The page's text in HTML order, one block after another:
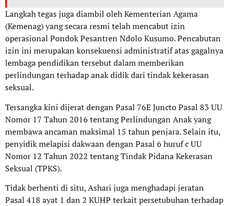
Langkah tegas juga diambil oleh Kementerian Agama
(Kemenag) yang secara resmi telah mencabut izin
operasional Pondok Pesantren Ndolo Kusumo. Pencabutan
izin ini merupakan konsekuensi administratif atas gagalnya
lembaga pendidikan tersebut dalam memberikan
perlindungan terhadap anak didik dari tindak kekerasan
seksual.
Tersangka kini dijerat dengan Pasal 76E Juncto Pasal 83 UU
Nomor 17 Tahun 2016 tentang Perlindungan Anak yang
membawa ancaman maksimal 15 tahun penjara. Selain itu,
penyidik melapisi dakwaan dengan Pasal 6 huruf c UU
Nomor 12 Tahun 2022 tentang Tindak Pidana Kekerasan
Seksual (TPKS).
Tidak berhenti di situ, Ashari juga menghadapi jeratan
Pasal 418 ayat 1 dan 2 KUHP terkait persetubuhan terhadap